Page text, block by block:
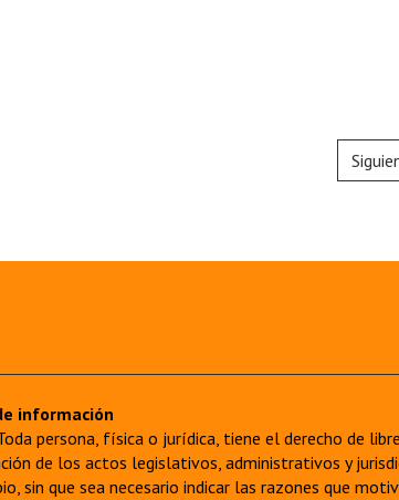
información
persona, física o jurídica, tiene el derecho de
de los actos legislativos, administrativos y
sin que sea necesario indicar las razones que